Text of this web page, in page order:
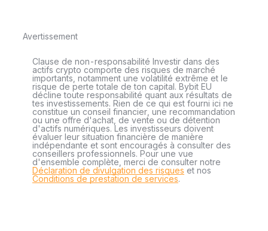
Avertissement
Clause de non-responsabilité Investir dans des
actifs crypto comporte des risques de marché
importants, notamment une volatilité extrême et le
risque de perte totale de ton capital. Bybit EU
décline toute responsabilité quant aux résultats de
tes investissements. Rien de ce qui est fourni ici ne
constitue un conseil financier, une recommandation
ou une offre d'achat, de vente ou de détention
d'actifs numériques. Les investisseurs doivent
évaluer leur situation financière de manière
indépendante et sont encouragés à consulter des
conseillers professionnels. Pour une vue
d'ensemble complète, merci de consulter notre
Déclaration de divulgation des risques et nos
Conditions de prestation de services.